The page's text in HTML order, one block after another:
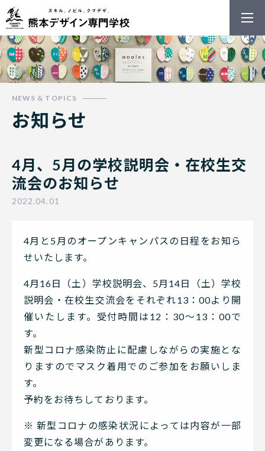
熊本デザイン
お知らせ
4月、5月の学校説明会・在校生交
流会のお知らせ
2022.04.01
4月と5月のオープンキャンパスの日程をお知ら
せいたします。
4月16日（土）学校説明会、5月14日（土）学校
説明会・在校生交流会をそれぞれ13：00より開
催いたします。受付時間は12：30～13：00で
す。
新型コロナ感染防止に配慮しながらの実施とな
りますのでマスク着用でのご参加をお願いしま
す。
予約をお待ちしております。
※ 新型コロナの感染状況によっては内容が一部
変更になる場合があります。